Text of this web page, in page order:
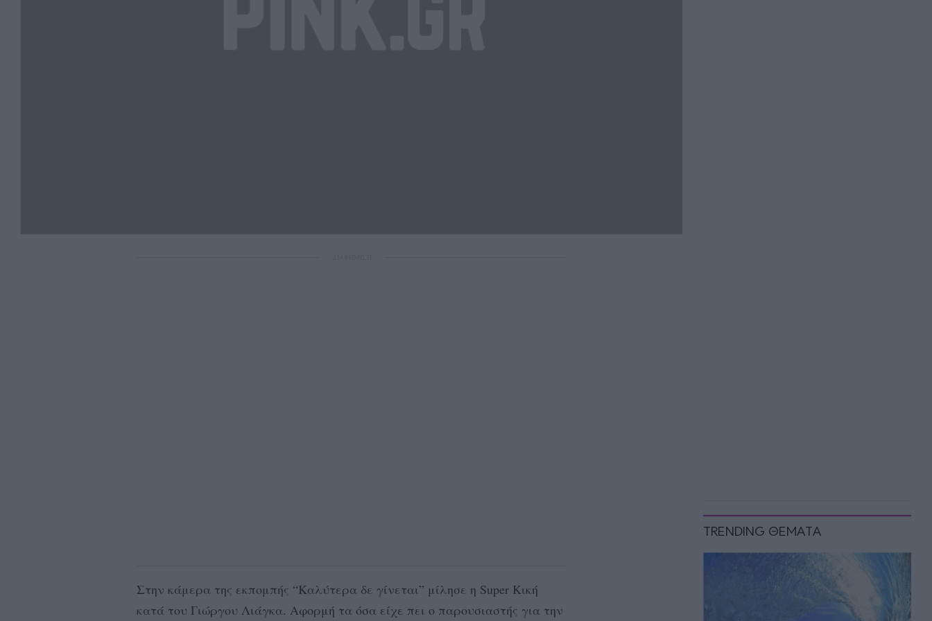
TRENDING ΘΕΜΑΤΑ
Στην κάμερα της εκπομπής “Καλύτερα δε γίνεται” μίλησε η Super Κική
κατά του Γιώργου Λιάγκα. Αφορμή τα όσα είχε πει ο παρουσιαστής για την